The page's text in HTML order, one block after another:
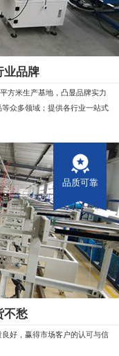
业品牌
方米生产基地，凸显品牌实力
众多领域；提供各行业一站式
品质可靠
不愁
好，赢得市场客户的认可与信